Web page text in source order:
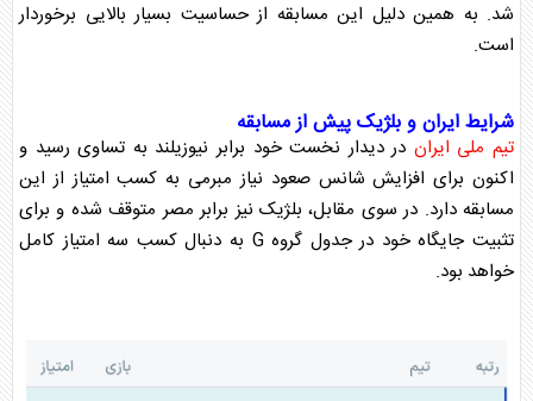
شد. به همین دلیل این مسابقه از حساسیت بسیار بالایی برخوردار
است.
شرایط ایران و بلژیک پیش از مسابقه
تیم ملی ایران در دیدار نخست خود برابر نیوزیلند به تساوی رسید و
اکنون برای افزایش شانس صعود نیاز مبرمی به کسب امتیاز از این
مسابقه دارد. در سوی مقابل، بلژیک نیز برابر مصر متوقف شده و برای
تثبیت جایگاه خود در جدول گروه G به دنبال کسب سه امتیاز کامل
خواهد بود.